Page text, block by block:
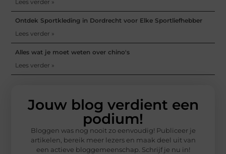
Lees verder »
Ontdek Sportkleding in Dordrecht voor Elke Sportliefhebber
Lees verder »
Alles wat je moet weten over chino's
Lees verder »
Jouw blog verdient een
podium!
Bloggen was nog nooit zo eenvoudig! Publiceer je
artikelen, bereik meer lezers en maak deel uit van
een actieve bloggemeenschap. Schrijf je nu in!